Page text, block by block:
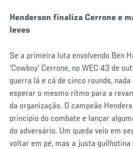
Henderson finaliza Cerrone e
leves
Se a primeira luta envolvendo Ben
'Cowboy' Cerrone, no WEC 43 de
guerra lá e cá de cinco rounds,
esperar o mesmo ritmo para a
da organização. O campeão
principio do combate e lançar
do adversário. Um queda veio em
voltar em pé, mas a justa guilhotina